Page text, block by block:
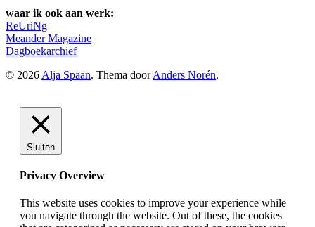
waar ik ook aan werk:
ReUriNg
Meander Magazine
Dagboekarchief
© 2026 Alja Spaan. Thema doorAnders Norén.
Sluiten
Privacy Overview
This website uses cookies to improve your experience while
you navigate through the website. Out of these, the cookies